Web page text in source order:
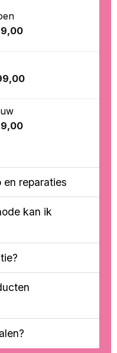
Huidige
Huidige
Huidige
en reparaties
kan ik